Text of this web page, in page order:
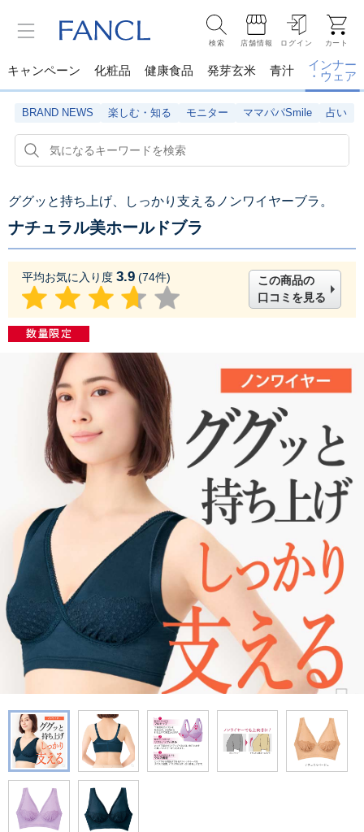
検索 店舗情報 ログイン カート
キャンペーン 化粧品 健康食品 発芽玄米 青汁
インナー
・ウェア
BRAND NEWS 楽しむ・知る モニター ママパパSmile 占い
ググッと持ち上げ、しっかり支えるノンワイヤーブラ。
ナチュラル美ホールドブラ
平均お気に入り度 3.9 (74件)
この商品の
口コミを見る